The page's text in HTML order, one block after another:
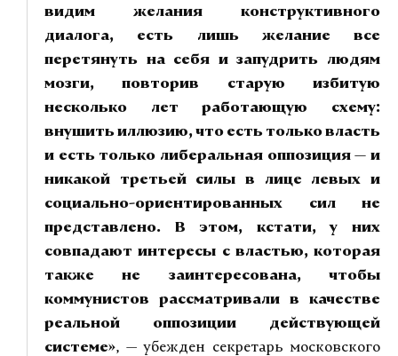
видим желания конструктивного
диалога, есть лишь желание все
перетянуть на себя и запудрить людям
мозги, повторив старую избитую
несколько лет работающую схему:
внушить иллюзию, что есть только власть
и есть только либеральная оппозиция — и
никакой третьей силы в лице левых и
социально-ориентированных сил не
представлено. В этом, кстати, у них
совпадают интересы с властью, которая
также не заинтересована, чтобы
коммунистов рассматривали в качестве
реальной оппозиции действующей
системе», — убежден секретарь московского